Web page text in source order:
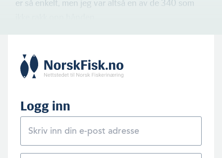
er så enkelt, men jeg var altså en av de 340 som
Logg inn